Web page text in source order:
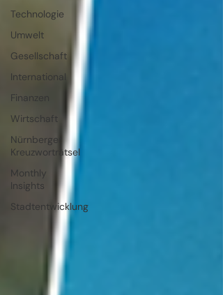
Technologie
Umwelt
Gesellschaft
International
Finanzen
Wirtschaft
Nürnberger
Kreuzworträtsel
Monthly
Insights
Stadtentwicklung